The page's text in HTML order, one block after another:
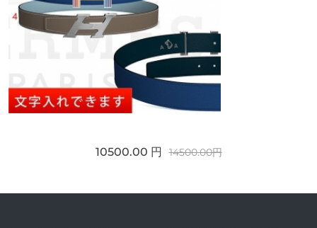
10500.00 円 14500.00円